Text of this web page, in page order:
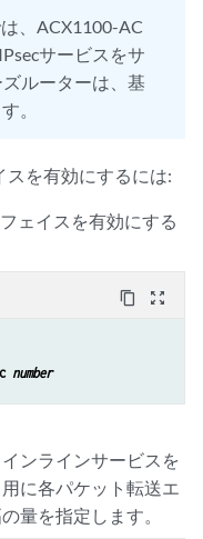
、ACX1100-AC
サービスをサ
ルーターは、基
。
を有効にするには:
ェイスを有効にする
content_copy zoom_out_map
number
ンラインサービスを
に各パケット転送エ
量を指定します。